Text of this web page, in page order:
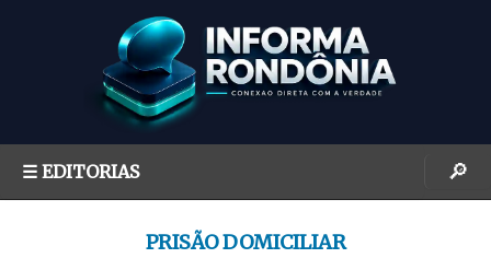
☰ EDITORIAS 🔎
PRISÃO DOMICILIAR